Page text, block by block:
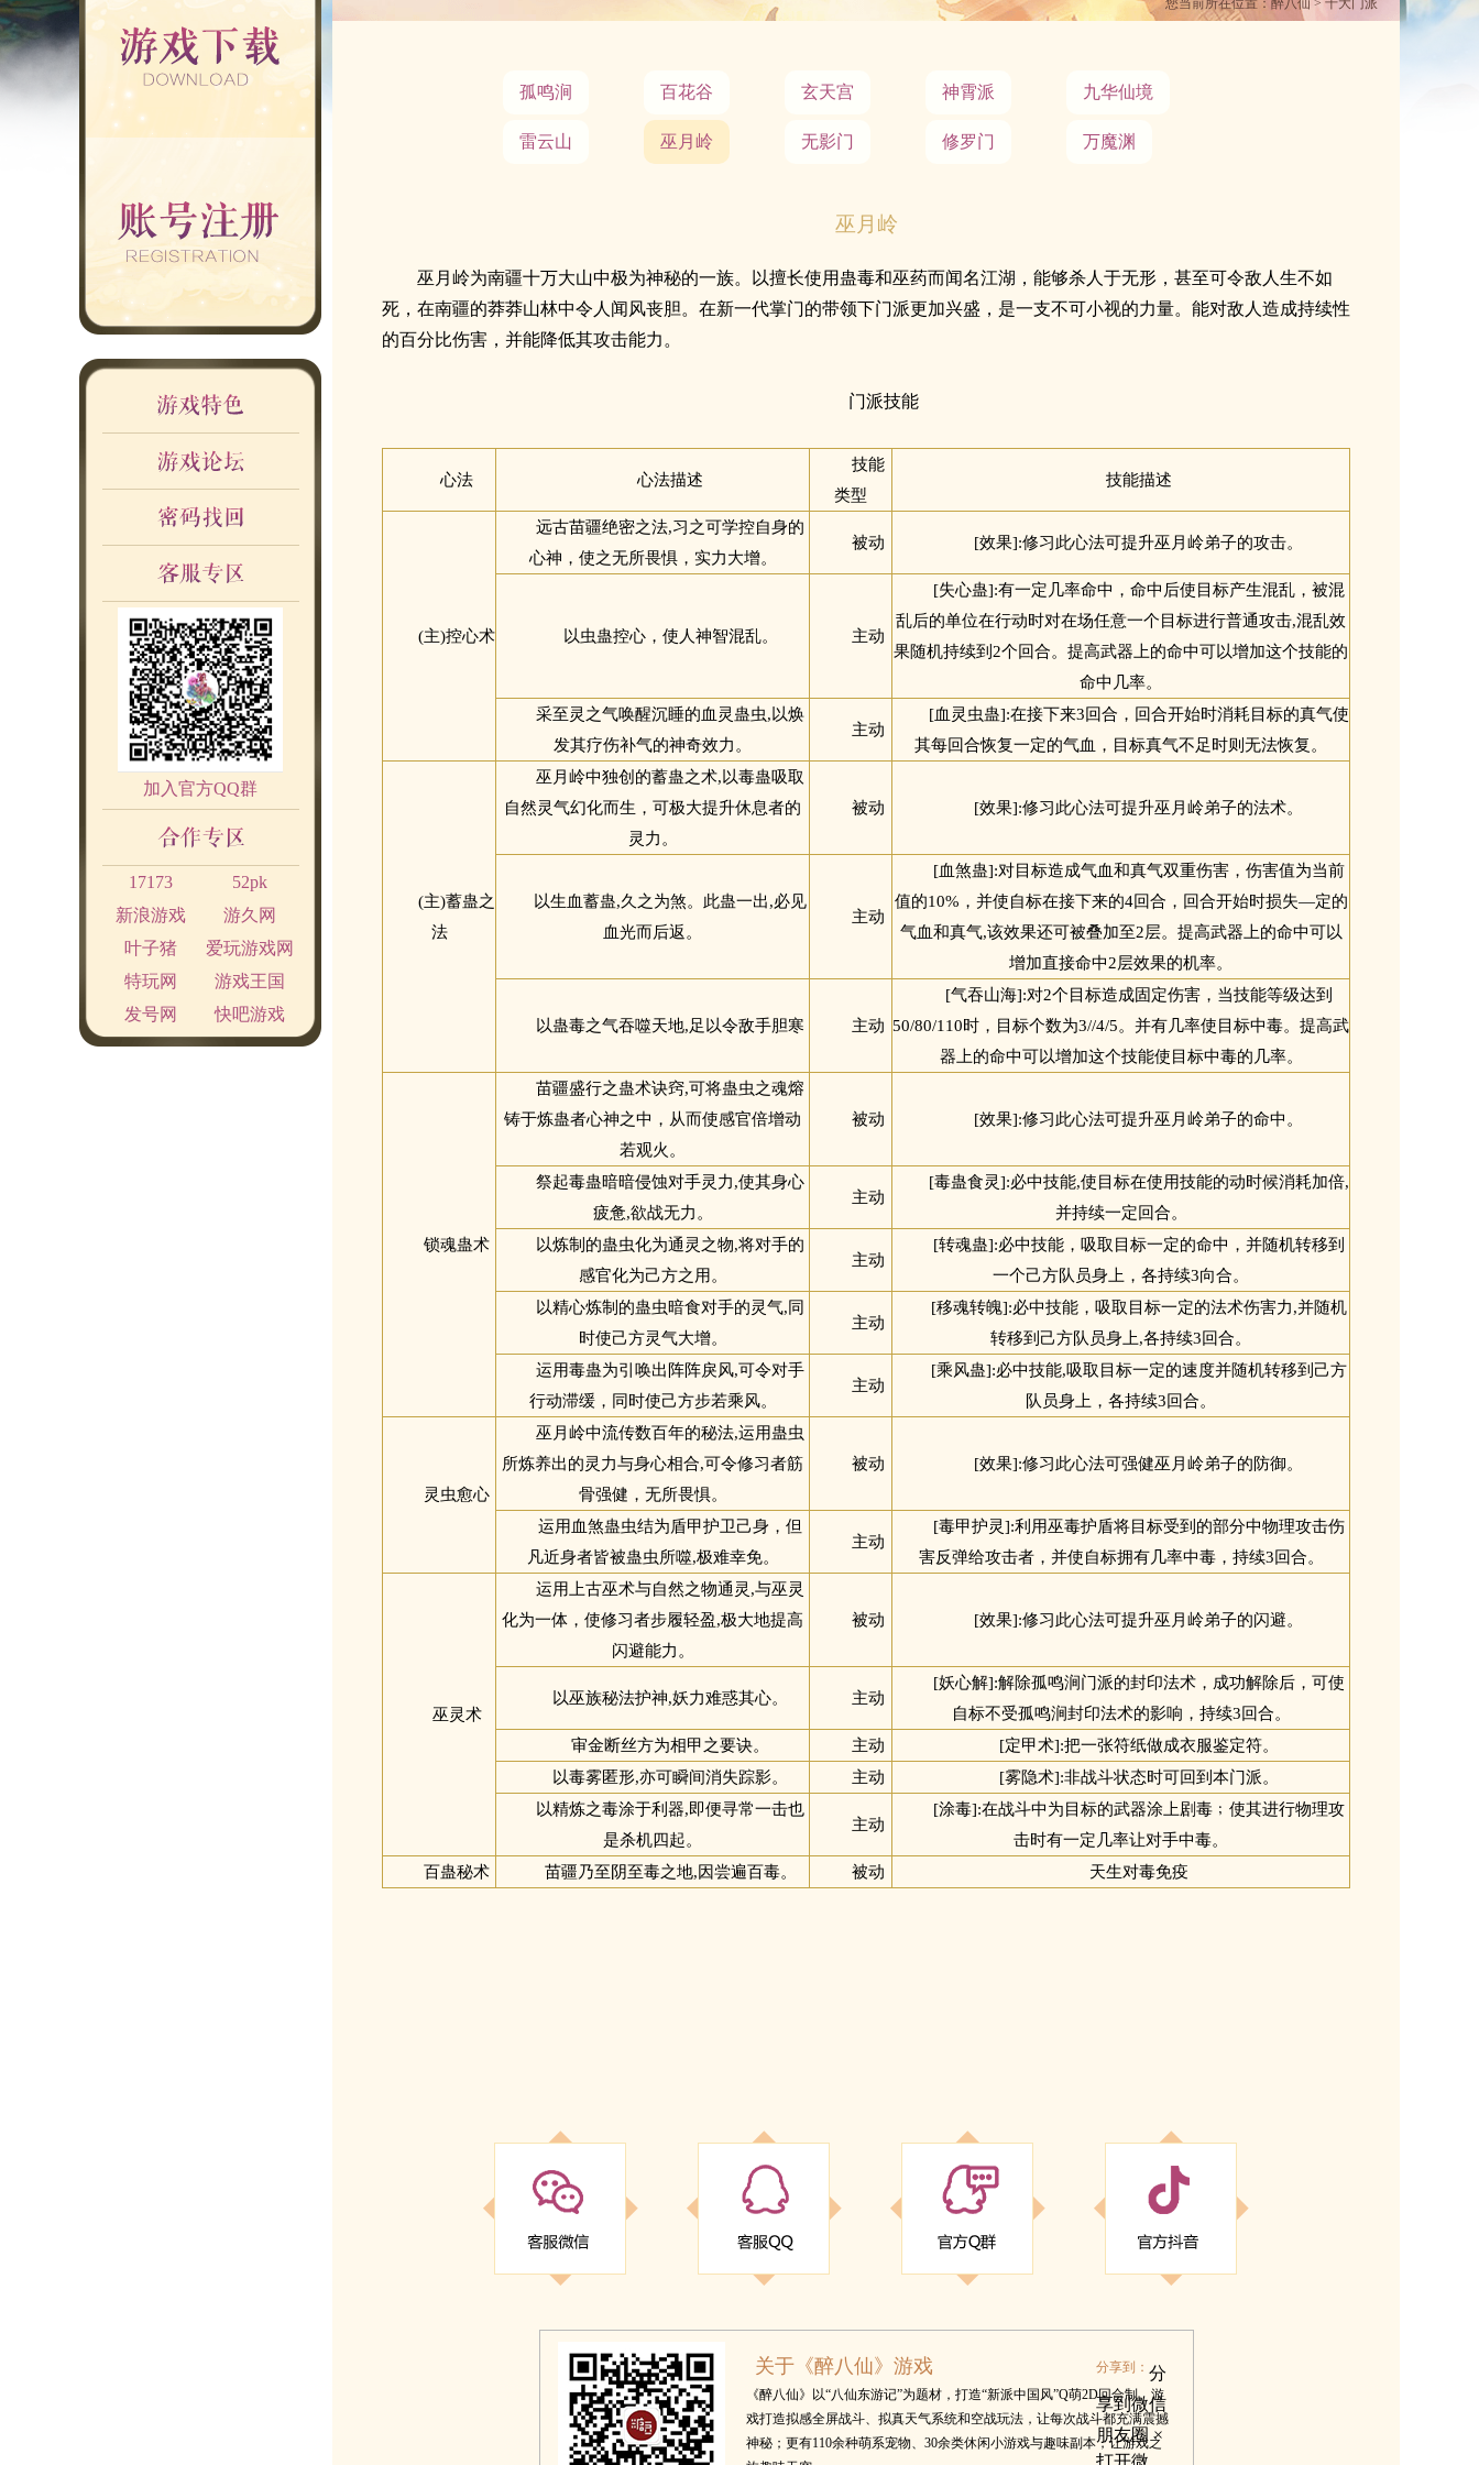
加入官方QQ群
17173
52pk
新浪游戏
游久网
叶子猪
爱玩游戏网
特玩网
游戏王国
发号网
快吧游戏
您当前所在位置： 醉八仙 > 十大门派
孤鸣涧 百花谷 玄天宫 神霄派 九华仙境
雷云山 巫月岭 无影门 修罗门 万魔渊
巫月岭
巫月岭为南疆十万大山中极为神秘的一族。以擅长使用蛊毒和巫药而闻名江湖，能够杀人于无形，甚至可令敌人生不如
死，在南疆的莽莽山林中令人闻风丧胆。在新一代掌门的带领下门派更加兴盛，是一支不可小视的力量。能对敌人造成持续性
的百分比伤害，并能降低其攻击能力。
门派技能
心法 心法描述
技能
类型
技能描述
(主)控心术
远古苗疆绝密之法,习之可学控自身的
心神，使之无所畏惧，实力大增。
被动 [效果]:修习此心法可提升巫月岭弟子的攻击。
以虫蛊控心，使人神智混乱。 主动
[失心蛊]:有一定几率命中，命中后使目标产生混乱，被混
乱后的单位在行动时对在场任意一个目标进行普通攻击,混乱效
果随机持续到2个回合。提高武器上的命中可以增加这个技能的
命中几率。
采至灵之气唤醒沉睡的血灵蛊虫,以焕
发其疗伤补气的神奇效力。
主动
[血灵虫蛊]:在接下来3回合，回合开始时消耗目标的真气使
其每回合恢复一定的气血，目标真气不足时则无法恢复。
(主)蓄蛊之
法
巫月岭中独创的蓄蛊之术,以毒蛊吸取
自然灵气幻化而生，可极大提升休息者的
灵力。
被动 [效果]:修习此心法可提升巫月岭弟子的法术。
以生血蓄蛊,久之为煞。此蛊一出,必见
血光而后返。
主动
[血煞蛊]:对目标造成气血和真气双重伤害，伤害值为当前
值的10%，并使自标在接下来的4回合，回合开始时损失―定的
气血和真气,该效果还可被叠加至2层。提高武器上的命中可以
增加直接命中2层效果的机率。
以蛊毒之气吞噬天地,足以令敌手胆寒 主动
[气吞山海]:对2个目标造成固定伤害，当技能等级达到
50/80/110时，目标个数为3//4/5。并有几率使目标中毒。提高武
器上的命中可以增加这个技能使目标中毒的几率。
锁魂蛊术
苗疆盛行之蛊术诀窍,可将蛊虫之魂熔
铸于炼蛊者心神之中，从而使感官倍增动
若观火。
被动 [效果]:修习此心法可提升巫月岭弟子的命中。
祭起毒蛊暗暗侵蚀对手灵力,使其身心
疲惫,欲战无力。
主动
[毒蛊食灵]:必中技能,使目标在使用技能的动时候消耗加倍,
并持续一定回合。
以炼制的蛊虫化为通灵之物,将对手的
感官化为己方之用。
主动
[转魂蛊]:必中技能，吸取目标一定的命中，并随机转移到
一个己方队员身上，各持续3向合。
以精心炼制的蛊虫暗食对手的灵气,同
时使己方灵气大增。
主动
[移魂转魄]:必中技能，吸取目标一定的法术伤害力,并随机
转移到己方队员身上,各持续3回合。
运用毒蛊为引唤出阵阵戾风,可令对手
行动滞缓，同时使己方步若乘风。
主动
[乘风蛊]:必中技能,吸取目标一定的速度并随机转移到己方
队员身上，各持续3回合。
灵虫愈心
巫月岭中流传数百年的秘法,运用蛊虫
所炼养出的灵力与身心相合,可令修习者筋
骨强健，无所畏惧。
被动 [效果]:修习此心法可强健巫月岭弟子的防御。
运用血煞蛊虫结为盾甲护卫己身，但
凡近身者皆被蛊虫所噬,极难幸免。
主动
[毒甲护灵]:利用巫毒护盾将目标受到的部分中物理攻击伤
害反弹给攻击者，并使自标拥有几率中毒，持续3回合。
巫灵术
运用上古巫术与自然之物通灵,与巫灵
化为一体，使修习者步履轻盈,极大地提高
闪避能力。
被动 [效果]:修习此心法可提升巫月岭弟子的闪避。
以巫族秘法护神,妖力难惑其心。 主动
[妖心解]:解除孤鸣涧门派的封印法术，成功解除后，可使
自标不受孤鸣涧封印法术的影响，持续3回合。
审金断丝方为相甲之要诀。
主动
[定甲术]:把一张符纸做成衣服鉴定符。
以毒雾匿形,亦可瞬间消失踪影。
主动
[雾隐术]:非战斗状态时可回到本门派。
以精炼之毒涂于利器,即便寻常一击也
是杀机四起。
主动
[涂毒]:在战斗中为目标的武器涂上剧毒﹔使其进行物理攻
击时有一定几率让对手中毒。
百蛊秘术
苗疆乃至阴至毒之地,因尝遍百毒。 被动 天生对毒免疫
关于《醉八仙》游戏
《醉八仙》以“八仙东游记”为题材，打造“新派中国风”Q萌2D回合制。游
戏打造拟感全屏战斗、拟真天气系统和空战玩法，让每次战斗都充满震撼
神秘；更有110余种萌系宠物、30余类休闲小游戏与趣味副本，让游戏之
分享到： 分
享到微信
朋友圈 ×
打开微